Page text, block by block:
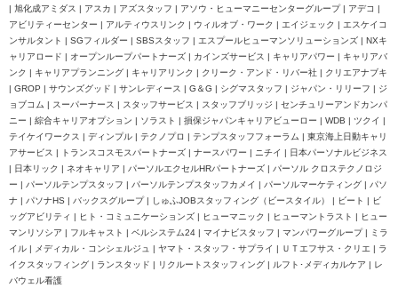
| 旭化成アミダス | アスカ | アズスタッフ | アソウ・ヒューマニーセンターグループ | アデコ |
アビリティーセンター | アルティウスリンク | ウィルオブ・ワーク | エイジェック | エスケイコ
ンサルタント | SGフィルダー | SBSスタッフ | エスプールヒューマンソリューションズ | NXキ
ャリアロード | オープンループパートナーズ | カインズサービス | キャリアパワー | キャリアバ
ンク | キャリアプランニング | キャリアリンク | クリーク・アンド・リバー社 | クリエアナブキ
| GROP | サウンズグッド | サンレディース | G＆G | シグマスタッフ | ジャパン・リリーフ | ジ
ョブコム | スーパーナース | スタッフサービス | スタッフブリッジ | センチュリーアンドカンパ
ニー | 綜合キャリアオプション | ソラスト | 損保ジャパンキャリアビューロー | WDB | ツクイ |
テイケイワークス | ディンプル | テクノプロ | テンプスタッフフォーラム | 東京海上日動キャリ
アサービス | トランスコスモスパートナーズ | ナースパワー | ニチイ | 日本パーソナルビジネス
| 日本リック | ネオキャリア | パーソルエクセルHRパートナーズ | パーソル クロステクノロジ
ー | パーソルテンプスタッフ | パーソルテンプスタッフカメイ | パーソルマーケティング | パソ
ナ | パソナHS | バックスグループ | しゅふJOBスタッフィング（ビースタイル） | ビート | ビ
ッグアビリティ | ヒト・コミュニケーションズ | ヒューマニック | ヒューマントラスト | ヒュー
マンリソシア | フルキャスト | ベルシステム24 | マイナビスタッフ | マンパワーグループ | ミラ
イル | メディカル・コンシェルジュ | ヤマト・スタッフ・サプライ | ＵＴエフサス・クリエ | ラ
イクスタッフィング | ランスタッド | リクルートスタッフィング | ルフト･メディカルケア | レ
バウェル看護